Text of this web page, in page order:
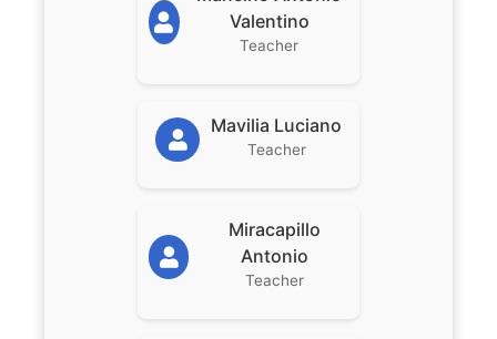
Valentino
Teacher
Mavilia Luciano
Teacher
Miracapillo
Antonio
Teacher